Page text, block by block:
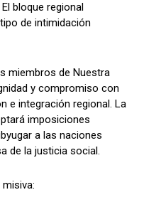
bloque regional
de intimidación
miembros de Nuestra
y compromiso con
e integración regional. La
imposiciones
a las naciones
de la justicia social.